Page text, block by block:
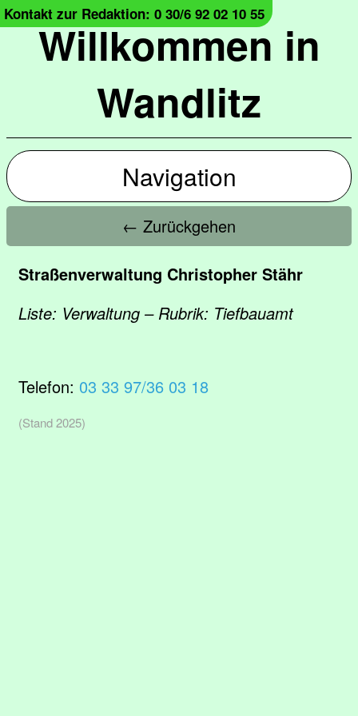
Willkommen in
Wandlitz
Kontakt zur Redaktion: 0 30/6 92 02 10 55
Navigation
← Zurückgehen
Straßenverwaltung Christopher Stähr
Liste: Verwaltung – Rubrik: Tiefbauamt
Telefon: 03 33 97/36 03 18
(Stand 2025)